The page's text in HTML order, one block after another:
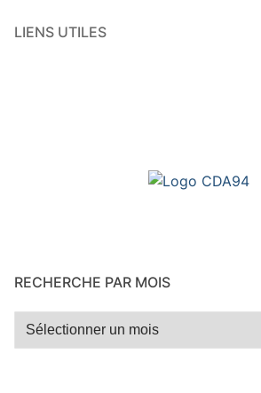
LIENS UTILES
RECHERCHE PAR MOIS
Recherche